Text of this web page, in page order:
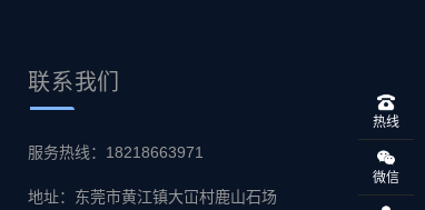
联系我们
服务热线：18218663971
地址：东莞市黄江镇大冚村鹿山石场
热线
微信